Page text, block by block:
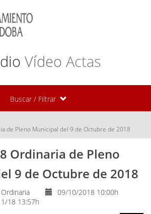
Vídeo Actas
Buscar / Filtrar
de Pleno Municipal del 9 de Octubre de 2018
Ordinaria de Pleno
9 de Octubre de 2018
09/10/2018 10:00h
18 13:57h